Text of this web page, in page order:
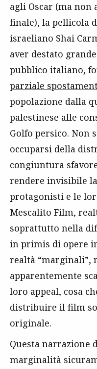
agli Oscar (ma
finale), la pellicola
israeliano Shai
aver destato
pubblico italiano,
parziale
popolazione dalla
palestinese alle
Golfo persico. Non
occuparsi della
congiuntura
rendere invisibile
protagonisti e le
Mescalito Film,
soprattutto nella
in primis di opere
realtà “marginali”,
apparentemente
loro appeal, cosa
distribuire il film
originale.
Questa narrazione
marginalità